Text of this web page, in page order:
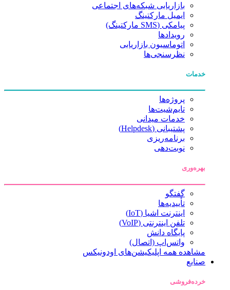
بازاریابی شبکه‌های اجتماعی
ایمیل مارکتینگ
پیامکی (SMS مارکتینگ)
رویدادها
اتوماسیون بازاریابی
نظرسنجی‌ها
خدمات
پروژه‌ها
تایم‌شیت‌ها
خدمات میدانی
پشتیبانی (Helpdesk)
برنامه‌ریزی
نوبت‌دهی
بهره‌وری
گفتگو
تأییدیه‌ها
اینترنت اشیا (IoT)
تلفن اینترنتی (VoIP)
پایگاه دانش
واتس‌اپ (اتصال)
مشاهده همه اپلیکیشن‌های اودونیکس
صنایع
خرده‌فروشی